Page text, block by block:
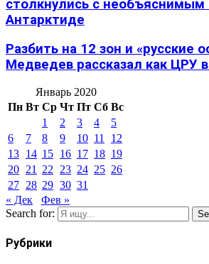
столкнулись с
Антарктиде
Разбить на 12 зон и «русские
Медведев рассказал как ЦРУ
Январь 2020
Пн Вт Ср Чт Пт Сб Вс
1
2 3 4
5
6
7 8 9 10 11
12
13 14 15 16 17 18 19
20 21 22 23 24 25 26
27 28 29 30 31
« Дек
Фев »
Search for:
Рубрики